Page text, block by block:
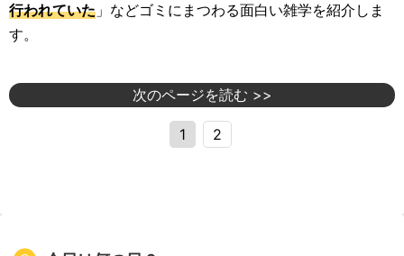
行われていた 」などゴミにまつわる面白い雑学を紹介しま
す。
次のページを読む >>
1 2